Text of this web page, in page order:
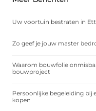
Uw voortuin bestraten in
Zo geef je jouw master
Waarom bouwfolie
bouwproject
Persoonlijke begeleiding bij
kopen